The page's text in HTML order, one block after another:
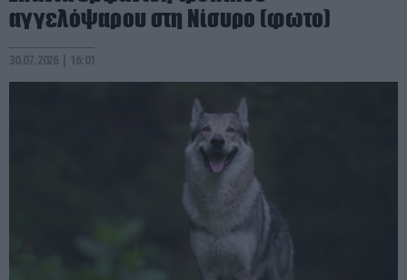
αγγελόψαρου στη Νίσυρο (φωτο)
30.07.2026 | 16:01